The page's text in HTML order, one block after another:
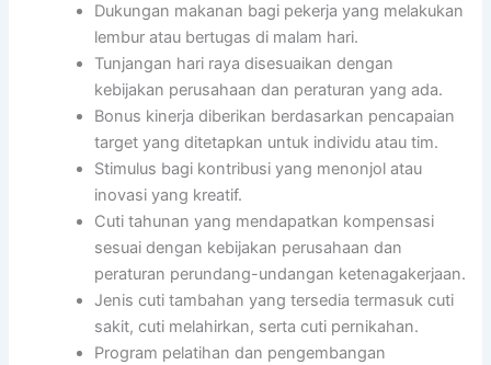
Dukungan makanan bagi pekerja yang melakukan
lembur atau bertugas di malam hari.
Tunjangan hari raya disesuaikan dengan
kebijakan perusahaan dan peraturan yang ada.
Bonus kinerja diberikan berdasarkan pencapaian
target yang ditetapkan untuk individu atau tim.
Stimulus bagi kontribusi yang menonjol atau
inovasi yang kreatif.
Cuti tahunan yang mendapatkan kompensasi
sesuai dengan kebijakan perusahaan dan
peraturan perundang-undangan ketenagakerjaan.
Jenis cuti tambahan yang tersedia termasuk cuti
sakit, cuti melahirkan, serta cuti pernikahan.
Program pelatihan dan pengembangan